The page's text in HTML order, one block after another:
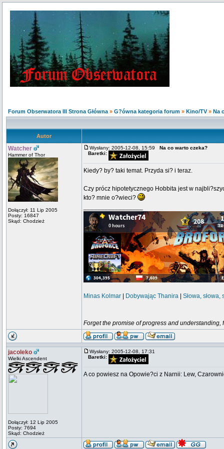
Forum Obserwatora III Strona Główna » G?ówna kategoria forum » Kino/TV» Na
Autor
Watcher
Hammer of Thor
Dołączył: 11 Lip 2005
Posty: 16847
Skąd: Chodzież
Wysłany: 2005-12-08, 15:59 Na co warto czeka?
Baretki:
Kiedy? by? taki temat. Przyda si? i teraz.
Czy prócz hipotetycznego Hobbita jest w
kto? mnie o?wieci?
Minas Kolmar Dobywając Thanira Słowa, słowa,
Forget the promise of progress and
jacoleko
Wielki Ascendent
Dołączył: 12 Lip 2005
Posty: 7694
Skąd: Chodzież
Wysłany: 2005-12-08, 17:31
Baretki:
A co powiesz na Opowie?ci z Narnii: Lew,